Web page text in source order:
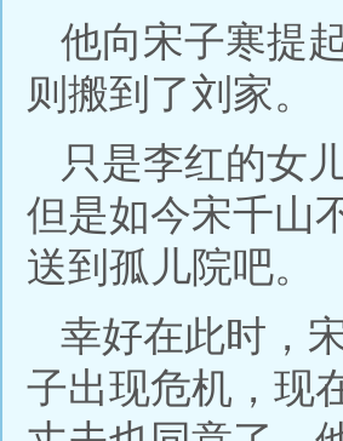
他向宋子寒提
则搬到了刘家。
只是李红的女
但是如今宋千山
送到孤儿院吧。
幸好在此时，
子出现危机，现